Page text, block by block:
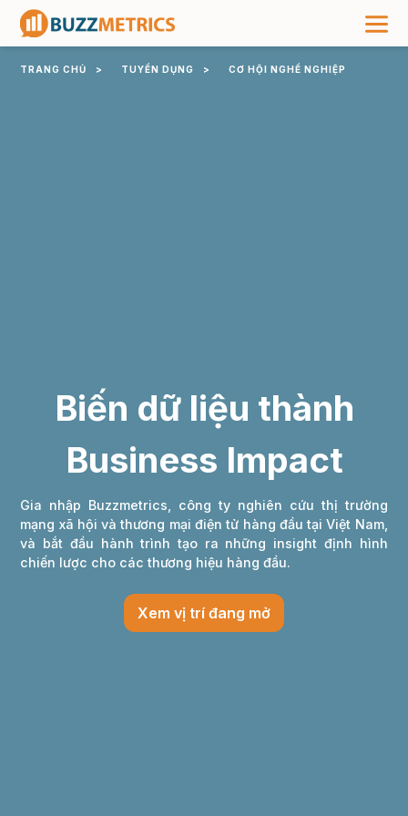
TRANG CHỦ > TUYỂN DỤNG > CƠ HỘI NGHỀ NGHIỆP
Biến dữ liệu thành
Business Impact
Gia nhập Buzzmetrics, công ty nghiên cứu thị trường
mạng xã hội và thương mại điện tử hàng đầu tại Việt Nam,
và bắt đầu hành trình tạo ra những insight định hình
chiến lược cho các thương hiệu hàng đầu.
Xem vị trí đang mở